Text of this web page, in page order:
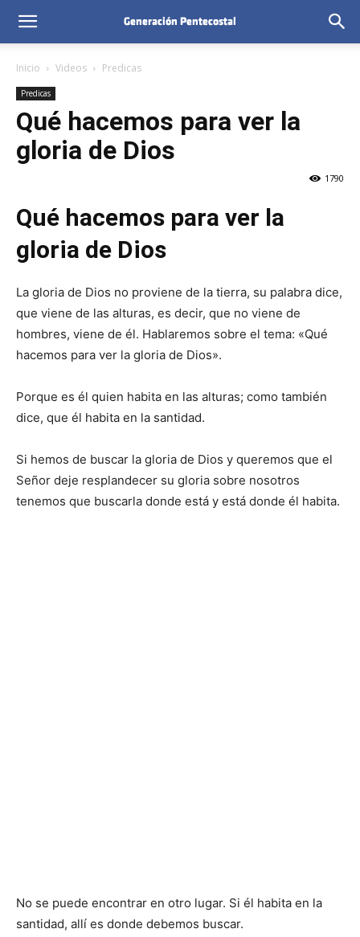
Inicio Videos Predicas
Predicas
Qué hacemos para ver la
gloria de Dios
1790
Qué hacemos para ver la
gloria de Dios
La gloria de Dios no proviene de la tierra, su palabra dice,
que viene de las alturas, es decir, que no viene de
hombres, viene de él. Hablaremos sobre el tema: «Qué
hacemos para ver la gloria de Dios».
Porque es él quien habita en las alturas; como también
dice, que él habita en la santidad.
Si hemos de buscar la gloria de Dios y queremos que el
Señor deje resplandecer su gloria sobre nosotros
tenemos que buscarla donde está y está donde él habita.
No se puede encontrar en otro lugar. Si él habita en la
santidad, allí es donde debemos buscar.